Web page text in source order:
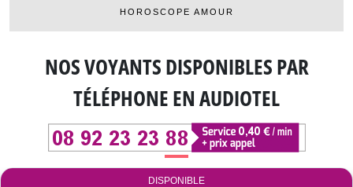
HOROSCOPE AMOUR
NOS VOYANTS DISPONIBLESPAR
TÉLÉPHONE EN AUDIOTEL
DISPONIBLE